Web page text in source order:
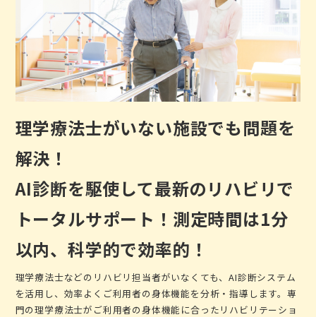
理学療法士がいない施設でも問題を
解決！
AI診断を駆使して最新のリハビリで
トータルサポート！測定時間は1分
以内、科学的で効率的！
理学療法士などのリハビリ担当者がいなくても、AI診断システム
を活用し、効率よくご利用者の身体機能を分析・指導します。専
門の理学療法士がご利用者の身体機能に合ったリハビリテーショ